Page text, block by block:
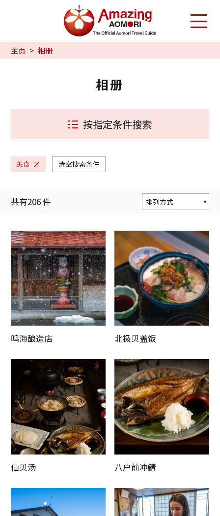
主页 相册
相册
按指定条件搜索
美食 清空搜索条件
共有206件
排列方式
按更新顺序排序
鸣海酿造店 北极贝盖饭
仙贝汤 八户前冲鲭